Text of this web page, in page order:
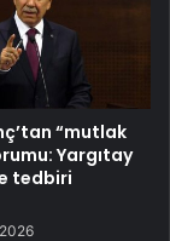
“mutlak
Yargıtay
tedbiri